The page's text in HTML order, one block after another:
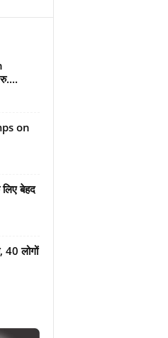
on
बेहद
40 लोगों